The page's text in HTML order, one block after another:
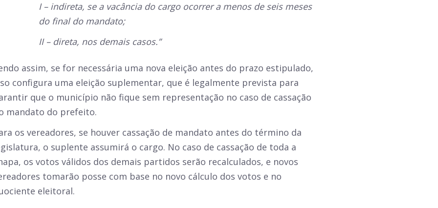
I – indireta, se a vacância do cargo ocorrer a menos de seis meses
do final do mandato;
II – direta, nos demais casos.”
assim, se for necessária uma nova eleição antes do prazo estipulado,
configura uma eleição suplementar, que é legalmente prevista para
que o município não fique sem representação no caso de cassação
mandato do prefeito.
os vereadores, se houver cassação de mandato antes do término da
o suplente assumirá o cargo. No caso de cassação de toda a
os votos válidos dos demais partidos serão recalculados, e novos
tomarão posse com base no novo cálculo dos votos e no
eleitoral.